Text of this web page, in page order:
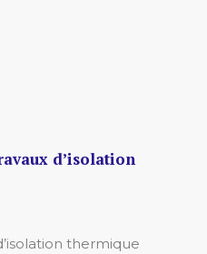
d’isolation
thermique